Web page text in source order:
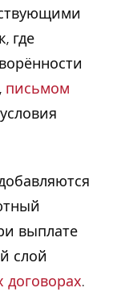
где
письмом
выплате
слой
.